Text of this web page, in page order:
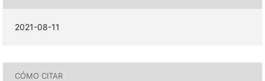
2021-08-11
CÓMO CITAR